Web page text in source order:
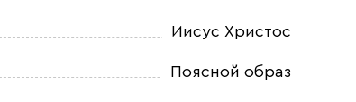
Иисус Христос
Поясной образ